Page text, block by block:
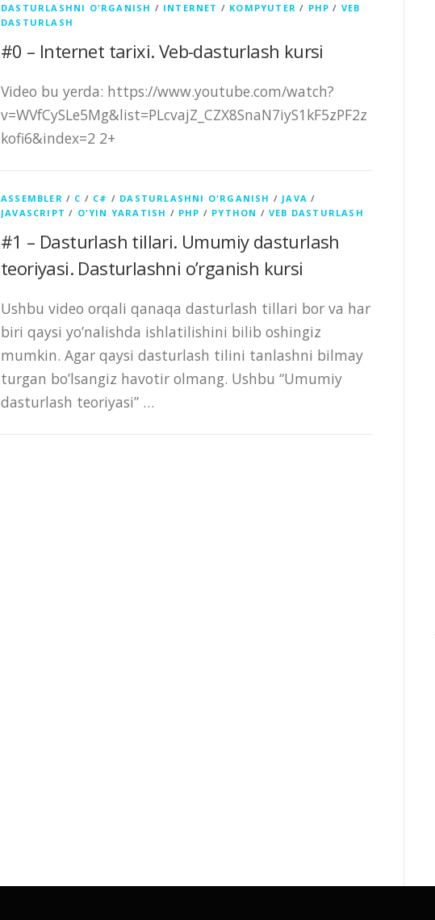
DASTURLASHNI O'RGANISH / INTERNET / KOMPYUTER / PHP / VEB
DASTURLASH
#0 – Internet tarixi. Veb-dasturlash kursi
Video bu yerda: https://www.youtube.com/watch?
v=WVfCySLe5Mg&list=PLcvajZ_CZX8SnaN7iyS1kF5zPF2z
kofi6&index=2 2+
ASSEMBLER / C / C# / DASTURLASHNI O'RGANISH / JAVA /
JAVASCRIPT / O'YIN YARATISH / PHP / PYTHON /VEB DASTURLASH
#1 – Dasturlash tillari. Umumiy dasturlash
teoriyasi. Dasturlashni o’rganish kursi
Ushbu video orqali qanaqa dasturlash tillari bor va har
biri qaysi yo’nalishda ishlatilishini bilib oshingiz
mumkin. Agar qaysi dasturlash tilini tanlashni bilmay
turgan bo’lsangiz havotir olmang. Ushbu “Umumiy
dasturlash teoriyasi” …